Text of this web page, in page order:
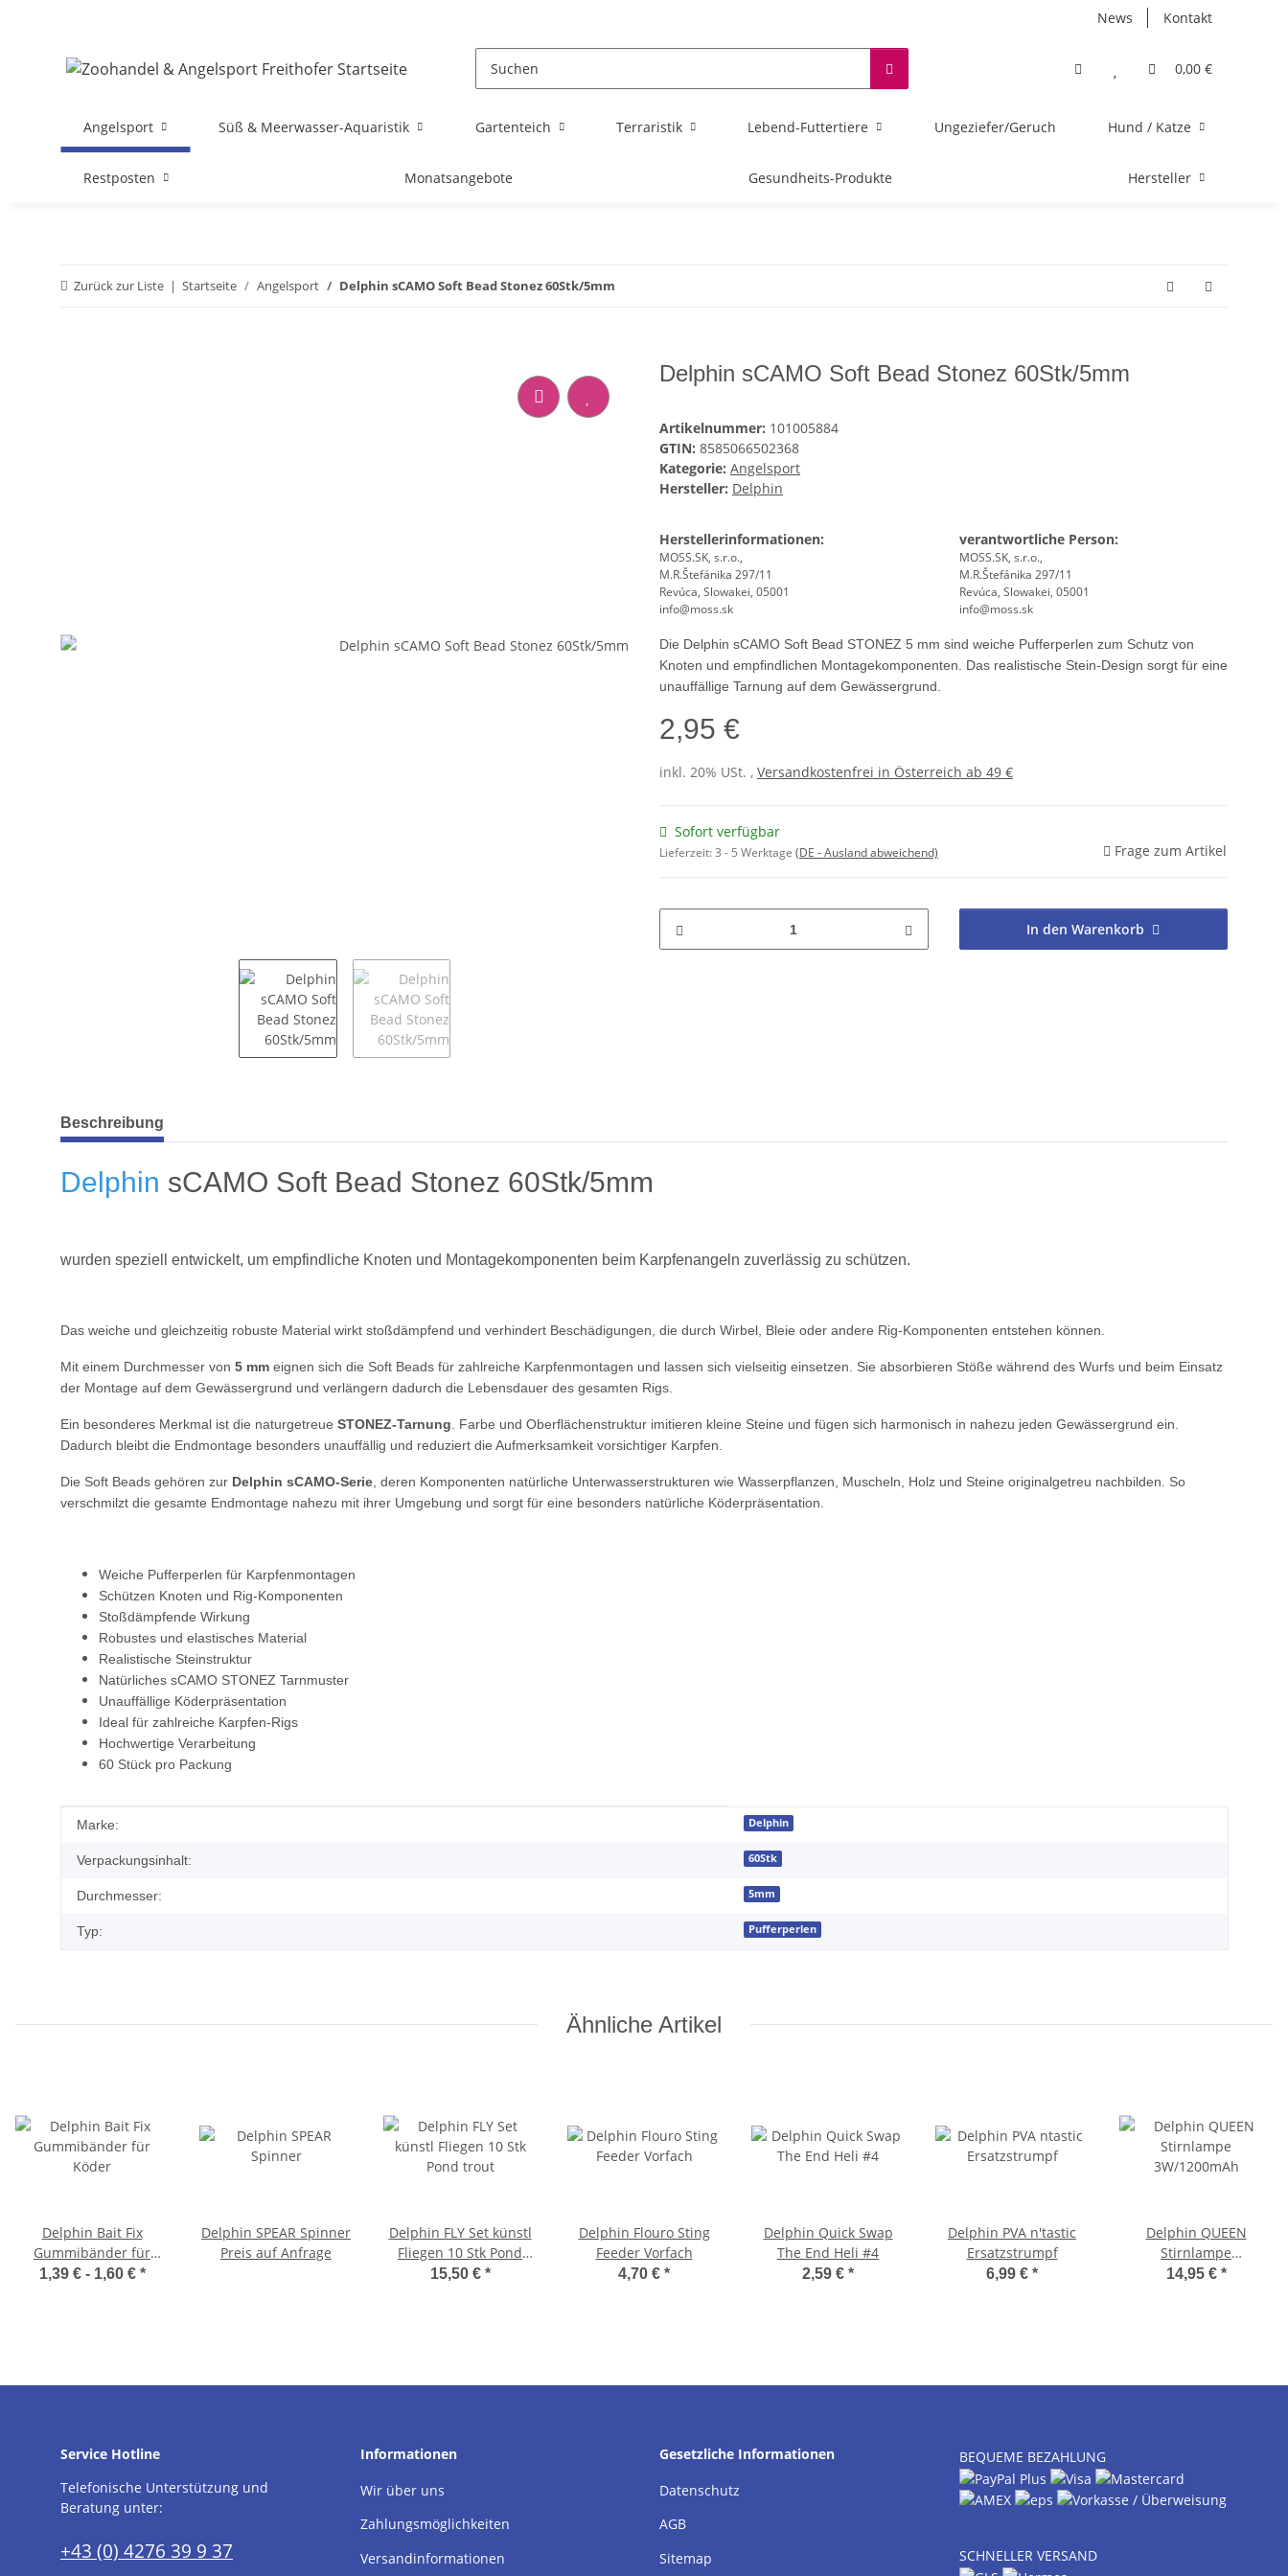
News Kontakt
0,00 €
Angelsport Süß & Meerwasser-Aquaristik Gartenteich Terraristik Lebend-Futtertiere Ungeziefer/Geruch Hund / Katze
Restposten Monatsangebote Gesundheits-Produkte Hersteller
Zurück zur Liste Startseite Angelsport Delphin sCAMO Soft Bead Stonez 60Stk/5mm
Delphin sCAMO Soft Bead Stonez 60Stk/5mm
Artikelnummer: 101005884
GTIN: 8585066502368
Kategorie: Angelsport
Hersteller: Delphin
Herstellerinformationen:
MOSS.SK, s.r.o.,
M.R.Štefánika 297/11
Revúca, Slowakei, 05001
info@moss.sk
verantwortliche Person:
MOSS.SK, s.r.o.,
M.R.Štefánika 297/11
Revúca, Slowakei, 05001
info@moss.sk
Die Delphin sCAMO Soft Bead STONEZ 5 mm sind weiche Pufferperlen zum Schutz von
Knoten und empfindlichen Montagekomponenten. Das realistische Stein-Design sorgt für eine
unauffällige Tarnung auf dem Gewässergrund.
2,95 €
inkl. 20% USt. , Versandkostenfrei in Österreich ab 49 €
Sofort verfügbar
Lieferzeit:3 - 5 Werktage (DE - Ausland abweichend) Frage zum Artikel
In den Warenkorb
weitere Registerkarten anzeigen
Beschreibung
Delphin sCAMO Soft Bead Stonez 60Stk/5mm
wurden speziell entwickelt, um empfindliche Knoten und Montagekomponenten beim Karpfenangeln zuverlässig zu schützen.
Das weiche und gleichzeitig robuste Material wirkt stoßdämpfend und verhindert Beschädigungen, die durch Wirbel, Bleie oder andere Rig-Komponenten entstehen können.
Mit einem Durchmesser von 5 mm eignen sich die Soft Beads für zahlreiche Karpfenmontagen und lassen sich vielseitig einsetzen. Sie absorbieren Stöße während des Wurfs und beim Einsatz
der Montage auf dem Gewässergrund und verlängern dadurch die Lebensdauer des gesamten Rigs.
Ein besonderes Merkmal ist die naturgetreue STONEZ-Tarnung . Farbe und Oberflächenstruktur imitieren kleine Steine und fügen sich harmonisch in nahezu jeden Gewässergrund ein.
Dadurch bleibt die Endmontage besonders unauffällig und reduziert die Aufmerksamkeit vorsichtiger Karpfen.
Die Soft Beads gehören zur Delphin sCAMO-Serie , deren Komponenten natürliche Unterwasserstrukturen wie Wasserpflanzen, Muscheln, Holz und Steine originalgetreu nachbilden. So
verschmilzt die gesamte Endmontage nahezu mit ihrer Umgebung und sorgt für eine besonders natürliche Köderpräsentation.
Weiche Pufferperlen für Karpfenmontagen
Schützen Knoten und Rig-Komponenten
Stoßdämpfende Wirkung
Robustes und elastisches Material
Realistische Steinstruktur
Natürliches sCAMO STONEZ Tarnmuster
Unauffällige Köderpräsentation
Ideal für zahlreiche Karpfen-Rigs
Hochwertige Verarbeitung
60 Stück pro Packung
Produkteigenschaft
Wert
Marke: Delphin
Verpackungsinhalt: 60Stk
Durchmesser: 5mm
Typ: Pufferperlen
Ähnliche Artikel
Delphin Bait Fix
Gummibänder für
Köder
1,39 € - 1,60 € *
Delphin SPEAR Spinner
Preis auf Anfrage
Delphin FLY Set künstl
Fliegen 10 Stk Pond
trout
15,50 € *
Delphin Flouro Sting
Feeder Vorfach
4,70 € *
Delphin Quick Swap
The End Heli #4
2,59 € *
Delphin PVA n'tastic
Ersatzstrumpf
6,99 € *
Delphin QUEEN
Stirnlampe
3W/1200mAh
14,95 € *
Service Hotline
Telefonische Unterstützung und
Beratung unter:
+43 (0) 4276 39 9 37
Informationen
Wir über uns
Zahlungsmöglichkeiten
Versandinformationen
Gesetzliche Informationen
Datenschutz
AGB
Sitemap
BEQUEME BEZAHLUNG
SCHNELLER VERSAND